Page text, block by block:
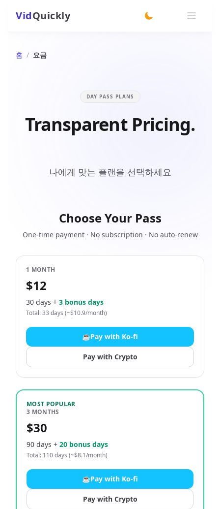
VidQuickly
홈 / 요금
DAY PASS PLANS
Transparent Pricing.
Power for Everyone.
나에게 맞는 플랜을 선택하세요
Choose Your Pass
One-time payment · No subscription · No auto-renew
1 MONTH
$12
30 days + 3 bonus days
Total: 33 days (~$10.9/month)
☕Pay with Ko-fi
Pay with Crypto
MOST POPULAR
3 MONTHS
$30
90 days + 20 bonus days
Total: 110 days (~$8.1/month)
☕Pay with Ko-fi
Pay with Crypto